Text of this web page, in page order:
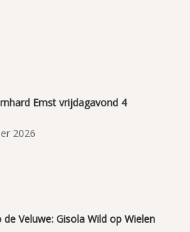
Emst vrijdagavond 4
2026
Veluwe: Gisola Wild op Wielen